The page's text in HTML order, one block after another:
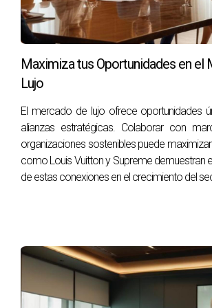
complementarios.
Capacitación constante:Realizar
para mejorar habilidades
sector.
Construcción de Marca Personal:
presencia online sólida que refleje
valor única del agente.
Uso de Tecnología Innovation
La tecnología no solo optimiza procesos,
mejora la experiencia del cliente.
revolucionando la manera en que los
su enfoque de ventas, los agentes
experiencias interactivas que capturan la
clientes y permiten una visualización más
Maximiza tus Oportunidades en el
Lujo
El mercado de lujo ofrece oportunidades
alianzas estratégicas. Colaborar con
organizaciones sostenibles puede
como Louis Vuitton y Supreme demuestran
de estas conexiones en el crecimiento del